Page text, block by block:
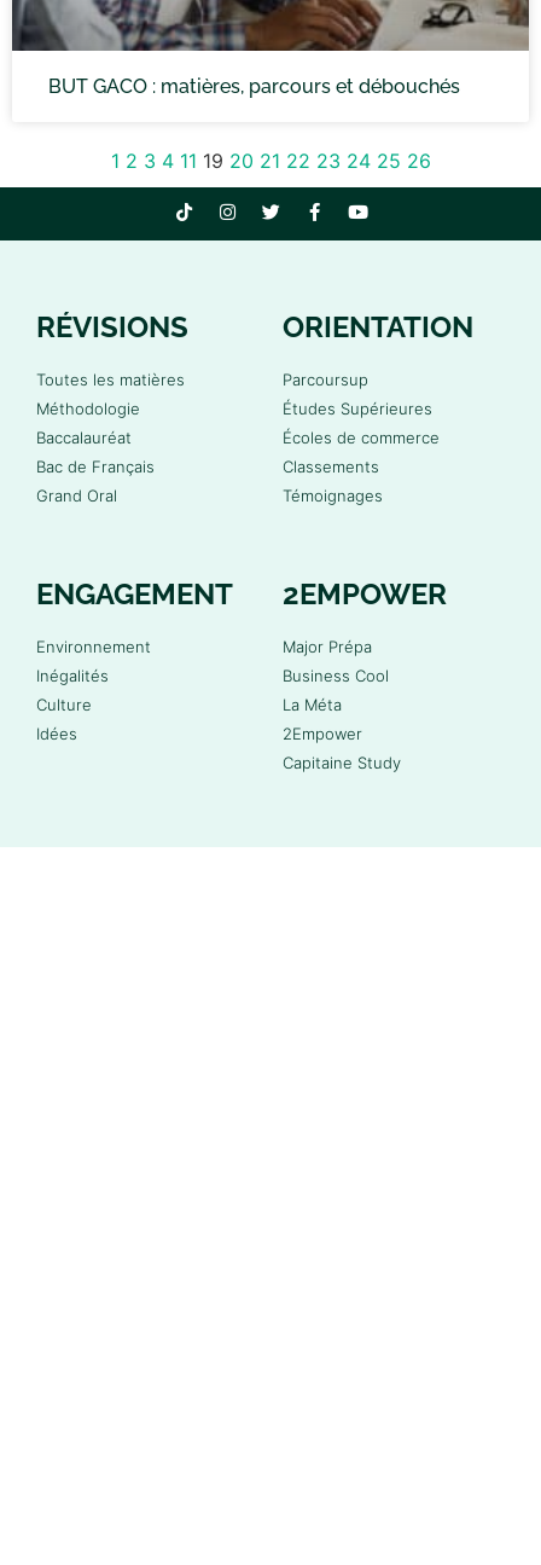
BUT GACO : matières, parcours et débouchés
1 2 3 4 11 19 20 21 22 23 24 25 26
RÉVISIONS
Toutes les matières
Méthodologie
Baccalauréat
Bac de Français
Grand Oral
ORIENTATION
Parcoursup
Études Supérieures
Écoles de commerce
Classements
Témoignages
ENGAGEMENT
Environnement
Inégalités
Culture
Idées
2EMPOWER
Major Prépa
Business Cool
La Méta
2Empower
Capitaine Study